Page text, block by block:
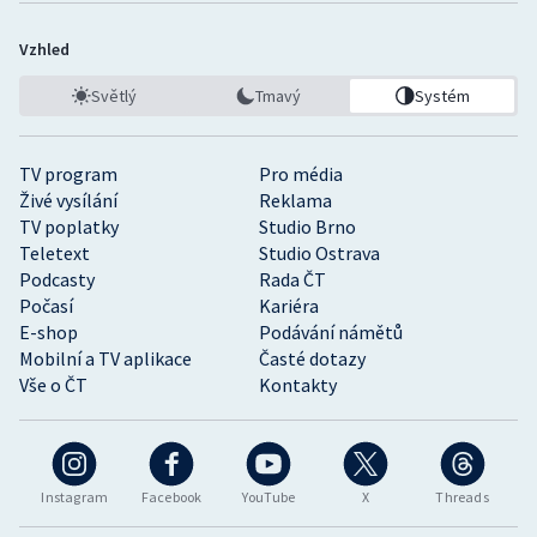
Instagram Facebook YouTube X Threads
TV program
Pro média
Živé vysílání
Reklama
TV poplatky
Studio Brno
Teletext
Studio Ostrava
Podcasty
Rada ČT
Počasí
Kariéra
E-shop
Podávání námětů
Mobilní a TV aplikace
Časté dotazy
Vše o ČT
Kontakty
Vzhled
Světlý Tmavý Systém